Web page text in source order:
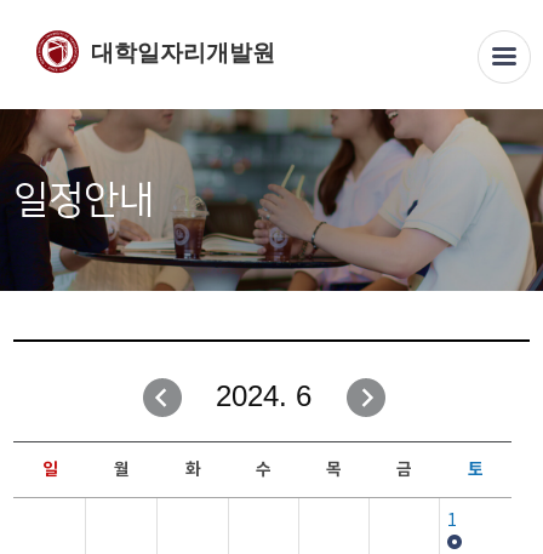
대학일자리개발원
일정안내
2024. 6
일 월 화 수 목 금 토
1